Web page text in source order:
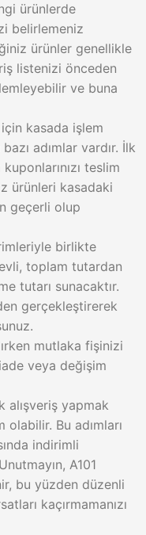
ürünlerde
belirlemeniz
ürünler genellikle
listenizi önceden
ve buna
kasada işlem
adımlar vardır. İlk
teslim
ürünleri kasadaki
geçerli olup
birlikte
toplam tutardan
tutarı sunacaktır.
gerçekleştirerek
mutlaka fişinizi
veya değişim
alışveriş yapmak
Bu adımları
indirimli
A101
bu yüzden düzenli
kaçırmamanızı